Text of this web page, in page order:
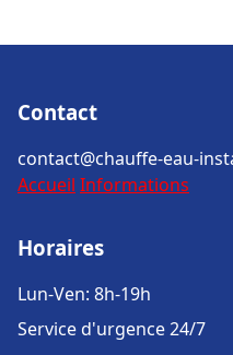
Contact
contact@chauffe-eau-
Accueil Informations
Horaires
Lun-Ven: 8h-19h
Service d'urgence 24/7